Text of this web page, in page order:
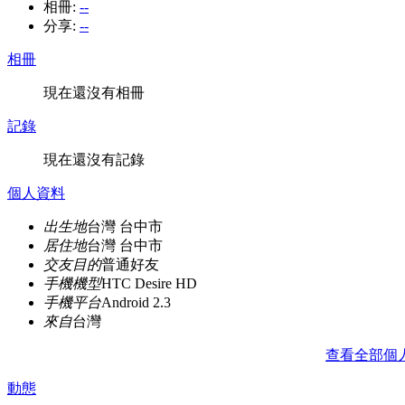
相冊: --
分享: --
相冊
現在還沒有相冊
記錄
現在還沒有記錄
個人資料
出生地台灣 台中市
居住地台灣 台中市
交友目的普通好友
手機機型HTC Desire HD
手機平台Android 2.3
來自台灣
查看全部個
動態